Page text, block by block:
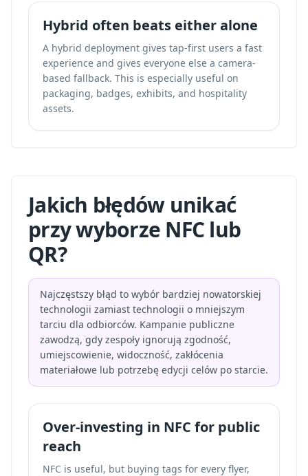
Hybrid often beats either alone
A hybrid deployment gives tap-first users a fast
experience and gives everyone else a camera-
based fallback. This is especially useful on
packaging, badges, exhibits, and hospitality
assets.
Jakich błędów unikać
przy wyborze NFC lub
QR?
Najczęstszy błąd to wybór bardziej nowatorskiej
technologii zamiast technologii o mniejszym
tarciu dla odbiorców. Kampanie publiczne
zawodzą, gdy zespoły ignorują zgodność,
umiejscowienie, widoczność, zakłócenia
materiałowe lub potrzebę edycji celów po starcie.
Over-investing in NFC for public
reach
NFC is useful, but buying tags for every flyer,